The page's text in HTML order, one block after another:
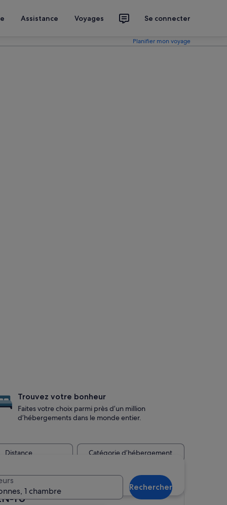
Assistance Voyages Se connecter
Planifier mon voyage
1 chambre
Rechercher
Trouvez votre bonheur
Faites votre choix parmi près d’un million
d’hébergements dans le monde entier.
Distance Catégorie d’hébergement
YU